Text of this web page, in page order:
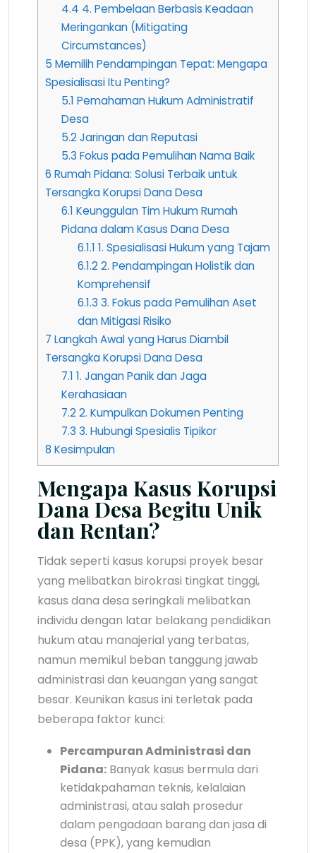
4.4 4. Pembelaan Berbasis Keadaan
Meringankan (Mitigating
Circumstances)
5 Memilih Pendampingan Tepat: Mengapa
Spesialisasi Itu Penting?
5.1 Pemahaman Hukum Administratif
Desa
5.2Jaringan dan Reputasi
5.3 Fokus pada Pemulihan Nama Baik
6 Rumah Pidana: Solusi Terbaik untuk
Tersangka Korupsi Dana Desa
6.1 Keunggulan Tim Hukum Rumah
Pidana dalam Kasus Dana Desa
6.1.1 1. Spesialisasi Hukum yang Tajam
6.1.22. Pendampingan Holistik dan
Komprehensif
6.1.3 3. Fokus pada Pemulihan Aset
dan Mitigasi Risiko
7 Langkah Awal yang Harus Diambil
Tersangka Korupsi Dana Desa
7.1 1. Jangan Panik dan Jaga
Kerahasiaan
7.22. Kumpulkan Dokumen Penting
7.3 3. Hubungi Spesialis Tipikor
8 Kesimpulan
Mengapa Kasus Korupsi
Dana Desa Begitu Unik
dan Rentan?
Tidak seperti kasus korupsi proyek besar
yang melibatkan birokrasi tingkat tinggi,
kasus dana desa seringkali melibatkan
individu dengan latar belakang pendidikan
hukum atau manajerial yang terbatas,
namun memikul beban tanggung jawab
administrasi dan keuangan yang sangat
besar. Keunikan kasus ini terletak pada
beberapa faktor kunci:
Percampuran Administrasi dan
Pidana: Banyak kasus bermula dari
ketidakpahaman teknis, kelalaian
administrasi, atau salah prosedur
dalam pengadaan barang dan jasa di
desa (PPK), yang kemudian